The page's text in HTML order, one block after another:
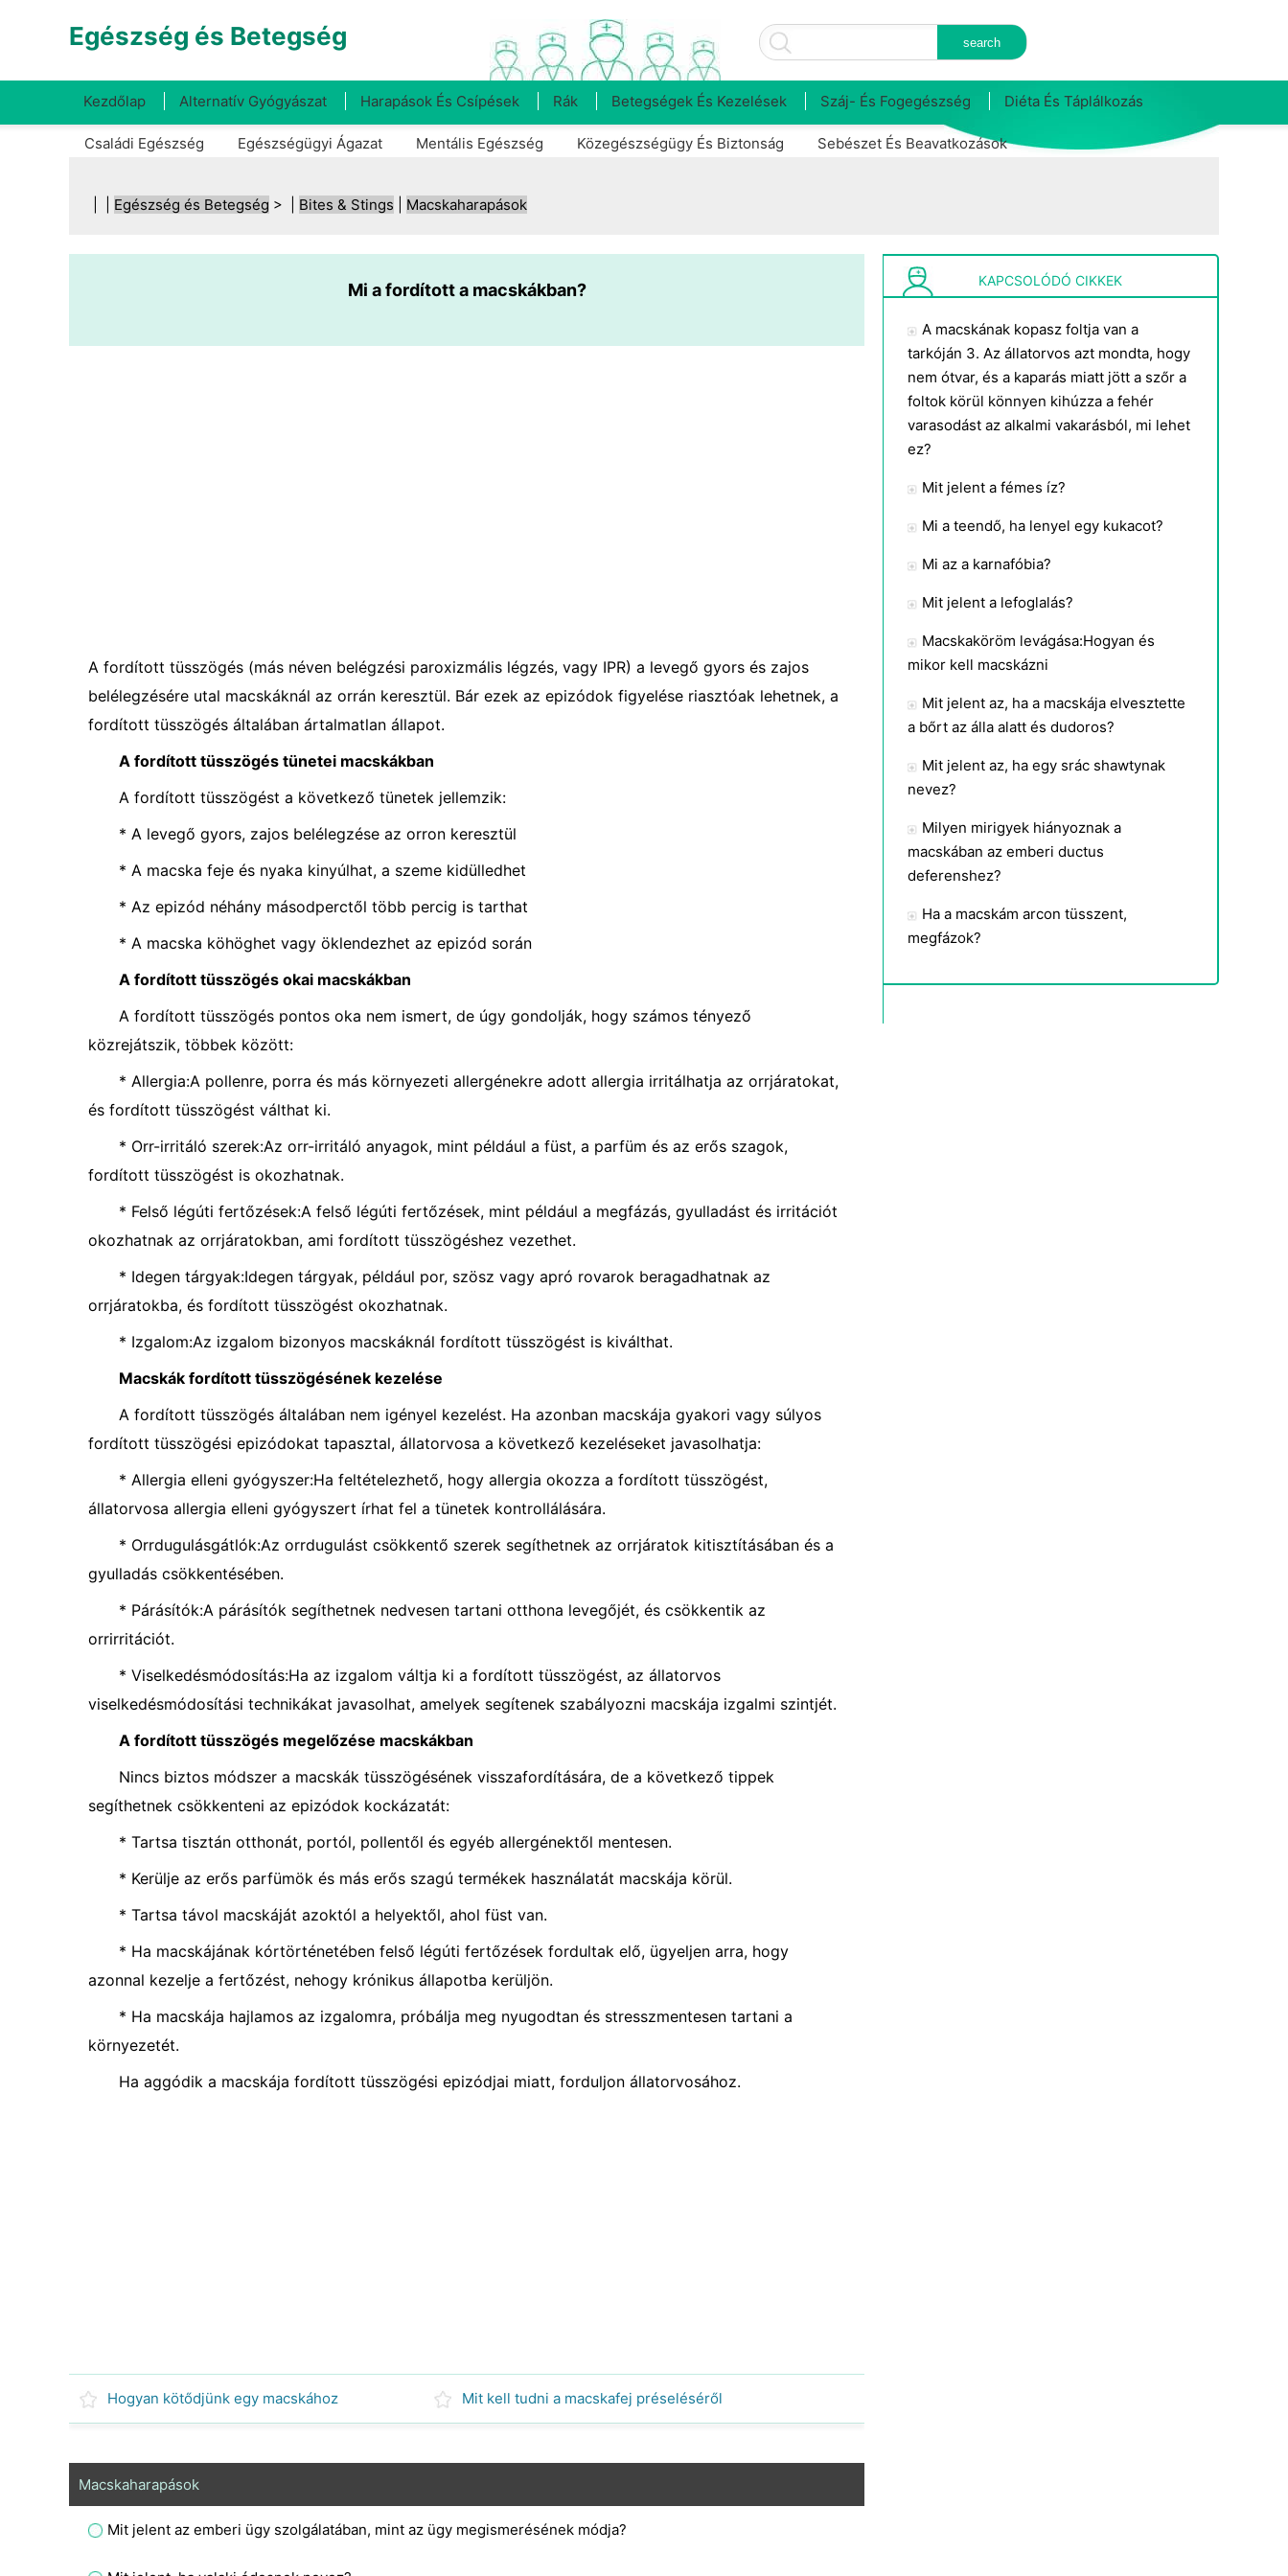
Egészség és Betegség
Kezdőlap Alternatív Gyógyászat Harapások És Csípések Rák Betegségek És Kezelések Száj- És Fogegészség Diéta És Táplálkozás
Családi Egészség Egészségügyi Ágazat Mentális Egészség Közegészségügy És Biztonság Sebészet És Beavatkozások
Egészség és Betegség > | Bites & Stings Macskaharapások
Mi a fordított a macskákban?
A fordított tüsszögés (más néven belégzési paroxizmális légzés, vagy IPR) a levegő gyors és zajos
belélegzésére utal macskáknál az orrán keresztül. Bár ezek az epizódok figyelése riasztóak lehetnek, a
fordított tüsszögés általában ártalmatlan állapot.
A fordított tüsszögés tünetei macskákban
A fordított tüsszögést a következő tünetek jellemzik:
* A levegő gyors, zajos belélegzése az orron keresztül
* A macska feje és nyaka kinyúlhat, a szeme kidülledhet
* Az epizód néhány másodperctől több percig is tarthat
* A macska köhöghet vagy öklendezhet az epizód során
A fordított tüsszögés okai macskákban
A fordított tüsszögés pontos oka nem ismert, de úgy gondolják, hogy számos tényező
közrejátszik, többek között:
* Allergia:A pollenre, porra és más környezeti allergénekre adott allergia irritálhatja az orrjáratokat,
és fordított tüsszögést válthat ki.
* Orr-irritáló szerek:Az orr-irritáló anyagok, mint például a füst, a parfüm és az erős szagok,
fordított tüsszögést is okozhatnak.
* Felső légúti fertőzések:A felső légúti fertőzések, mint például a megfázás, gyulladást és irritációt
okozhatnak az orrjáratokban, ami fordított tüsszögéshez vezethet.
* Idegen tárgyak:Idegen tárgyak, például por, szösz vagy apró rovarok beragadhatnak az
orrjáratokba, és fordított tüsszögést okozhatnak.
* Izgalom:Az izgalom bizonyos macskáknál fordított tüsszögést is kiválthat.
Macskák fordított tüsszögésének kezelése
A fordított tüsszögés általában nem igényel kezelést. Ha azonban macskája gyakori vagy súlyos
fordított tüsszögési epizódokat tapasztal, állatorvosa a következő kezeléseket javasolhatja:
* Allergia elleni gyógyszer:Ha feltételezhető, hogy allergia okozza a fordított tüsszögést,
állatorvosa allergia elleni gyógyszert írhat fel a tünetek kontrollálására.
* Orrdugulásgátlók:Az orrdugulást csökkentő szerek segíthetnek az orrjáratok kitisztításában és a
gyulladás csökkentésében.
* Párásítók:A párásítók segíthetnek nedvesen tartani otthona levegőjét, és csökkentik az
orrirritációt.
* Viselkedésmódosítás:Ha az izgalom váltja ki a fordított tüsszögést, az állatorvos
viselkedésmódosítási technikákat javasolhat, amelyek segítenek szabályozni macskája izgalmi szintjét.
A fordított tüsszögés megelőzése macskákban
Nincs biztos módszer a macskák tüsszögésének visszafordítására, de a következő tippek
segíthetnek csökkenteni az epizódok kockázatát:
* Tartsa tisztán otthonát, portól, pollentől és egyéb allergénektől mentesen.
* Kerülje az erős parfümök és más erős szagú termékek használatát macskája körül.
* Tartsa távol macskáját azoktól a helyektől, ahol füst van.
* Ha macskájának kórtörténetében felső légúti fertőzések fordultak elő, ügyeljen arra, hogy
azonnal kezelje a fertőzést, nehogy krónikus állapotba kerüljön.
* Ha macskája hajlamos az izgalomra, próbálja meg nyugodtan és stresszmentesen tartani a
környezetét.
Ha aggódik a macskája fordított tüsszögési epizódjai miatt, forduljon állatorvosához.
Hogyan kötődjünk egy macskához Mit kell tudni a macskafej préseléséről
Macskaharapások
Mit jelent az emberi ügy szolgálatában, mint az ügy megismerésének módja?
KAPCSOLÓDÓ CIKKEK
A macskának kopasz foltja van a
tarkóján 3. Az állatorvos azt mondta, hogy
nem ótvar, és a kaparás miatt jött a szőr a
foltok körül könnyen kihúzza a fehér
varasodást az alkalmi vakarásból, mi lehet
ez?
Mit jelent a fémes íz?
Mi a teendő, ha lenyel egy kukacot?
Mi az a karnafóbia?
Mit jelent a lefoglalás?
Macskaköröm levágása:Hogyan és
mikor kell macskázni
Mit jelent az, ha a macskája elvesztette
a bőrt az álla alatt és dudoros?
Mit jelent az, ha egy srác shawtynak
nevez?
Milyen mirigyek hiányoznak a
macskában az emberi ductus
deferenshez?
Ha a macskám arcon tüsszent,
megfázok?